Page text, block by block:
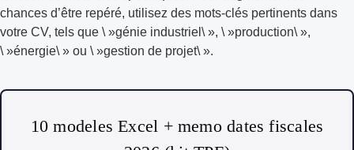
chances d’être repéré, utilisez des mots-clés pertinents dans
votre CV, tels que \ »génie industriel\ », \ »production\ »,
\ »énergie\ » ou \ »gestion de projet\ ».
10 modeles Excel + memo dates fiscales